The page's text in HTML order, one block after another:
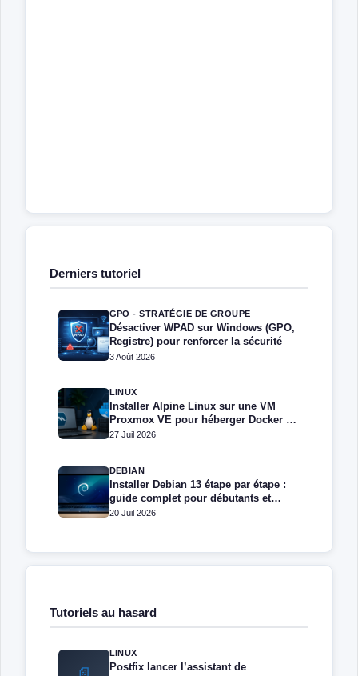
Derniers tutoriel
GPO - STRATÉGIE DE GROUPE
Désactiver WPAD sur Windows (GPO,
Registre) pour renforcer la sécurité
3 Août 2026
LINUX
Installer Alpine Linux sur une VM
Proxmox VE pour héberger Docker et
Docker Compose
27 Juil 2026
DEBIAN
Installer Debian 13 étape par étape :
guide complet pour débutants et
administrateurs
20 Juil 2026
Tutoriels au hasard
LINUX
Postfix lancer l’assistant de